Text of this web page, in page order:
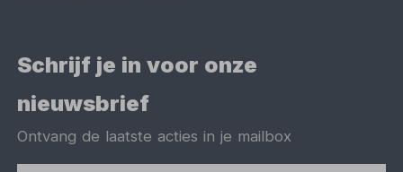
Schrijf je in voor onze
nieuwsbrief
Ontvang de laatste acties in je mailbox